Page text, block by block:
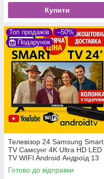
Купити
Топ продажів
–50%
Подарунок
Телевізор 24 Samsung Smart
TV Самсунг 4K Ultra HD LED
TV WIFI Android Андроїд 13
Смарт ТВ Гарантія 2 роки
Готово до відправки